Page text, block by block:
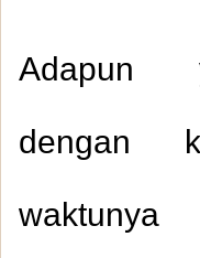
Adapun
dengan